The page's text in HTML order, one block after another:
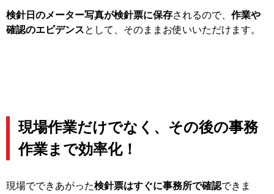
検針日のメーター写真が検針票に保存されるので、 作業や
確認のエビデンスとして、そのままお使いいただけます。
現場作業だけでなく、その後の事務
作業まで効率化！
現場でできあがった検針票はすぐに事務所で確認できま